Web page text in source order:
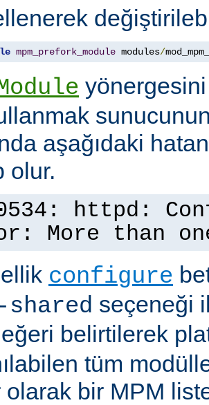
mpm_prefork_module modules/
aşağıdaki
olur.
httpd:
More than
configure
shared seçeneği
belirtilerek
tüm
olarak bir MPM